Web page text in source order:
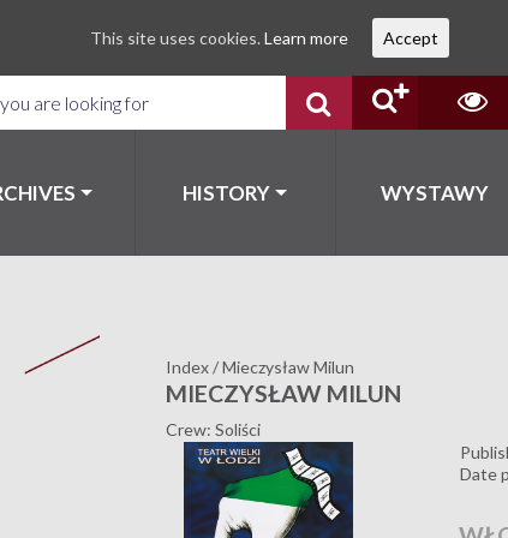
HISTORY WYSTAWY
Index/Mieczysław Milun
MIECZYSŁAW MILUN
Crew: Soliści
Date
This site uses cookies. Learn more Accept